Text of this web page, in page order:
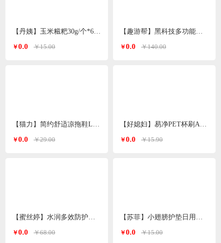
￥0.0 ￥15.00
￥0.0 ￥29.00
￥0.0 ￥68.00
￥0.0 ￥140.00
￥0.0 ￥15.90
￥0.0 ￥15.00